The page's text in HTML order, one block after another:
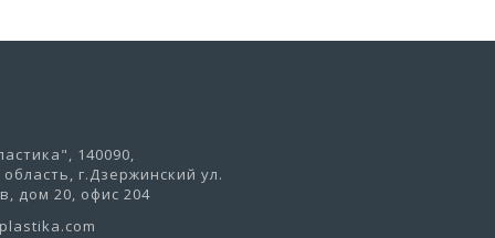
140090,
г.Дзержинский ул.
дом 20, офис 204